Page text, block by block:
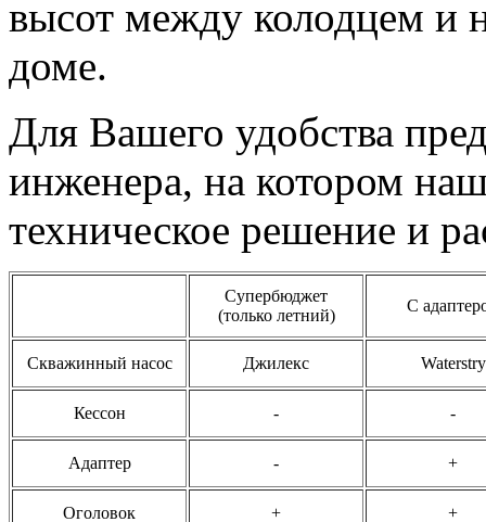
высот между колодцем и
доме.
Для Вашего удобства
инженера, на котором
техническое решение и
Супербюджет
(только летний)
С
Скважинный насос Джилекс Waterstry
Кессон - -
Адаптер - +
Оголовок + +